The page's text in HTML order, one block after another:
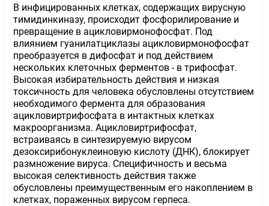
В инфицированных клетках, содержащих вирусную
тимидинкиназу, происходит фосфорилирование и
превращение в ацикловирмонофосфат. Под
влиянием гуанилатциклазы ацикловирмонофосфат
преобразуется в дифосфат и под действием
нескольких клеточных ферментов - в трифосфат.
Высокая избирательность действия и низкая
токсичность для человека обусловлены отсутствием
необходимого фермента для образования
ацикловиртрифосфата в интактных клетках
макроорганизма. Ацикловиртрифосфат,
встраиваясь в синтезируемую вирусом
дезоксирибонуклеиновую кислоту (ДНК), блокирует
размножение вируса. Специфичность и весьма
высокая селективность действия также
обусловлены преимущественным его накоплением в
клетках, пораженных вирусом герпеса.